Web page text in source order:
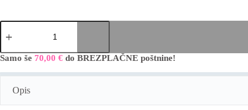
Široke
bombažne
količina
A
Samo še 70,00 € do BREZPLAČNE poštnine!
Opis